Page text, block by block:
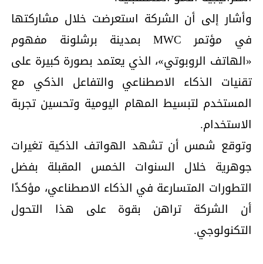
وأشار إلى أن الشركة استعرضت خلال مشاركتها
في مؤتمر MWC بمدينة برشلونة مفهوم
«الهاتف الروبوتي»، الذي يعتمد بصورة كبيرة على
تقنيات الذكاء الاصطناعي والتفاعل الذكي مع
المستخدم لتبسيط المهام اليومية وتحسين تجربة
الاستخدام.
وتوقع شمس أن تشهد الهواتف الذكية تغيرات
جوهرية خلال السنوات الخمس المقبلة بفضل
التطورات المتسارعة في الذكاء الاصطناعي، مؤكدًا
أن الشركة تراهن بقوة على هذا التحول
التكنولوجي.